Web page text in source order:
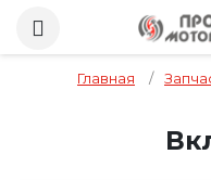
Главная /